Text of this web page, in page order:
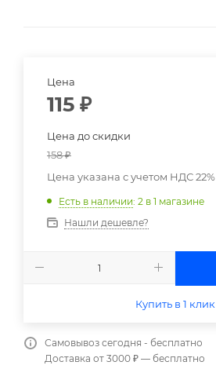
Цена
115 ₽
Цена до скидки
158₽
Цена указана с учетом НДС 22%
Есть в наличии: 2 в 1 магазине
Нашли дешевле?
Купить в 1 клик
Самовывоз сегодня - бесплатно
Доставка от 3000 ₽ — бесплатно